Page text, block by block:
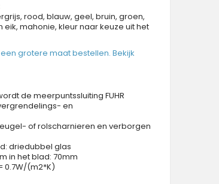
rood, blauw, geel, bruin, groen,
mahonie, kleur naar keuze uit het
grotere maat bestellen. Bekijk
de meerpuntssluiting FUHR
en
of rolscharnieren en verborgen
driedubbel glas
in het blad: 70mm
0.7W/(m2*K)